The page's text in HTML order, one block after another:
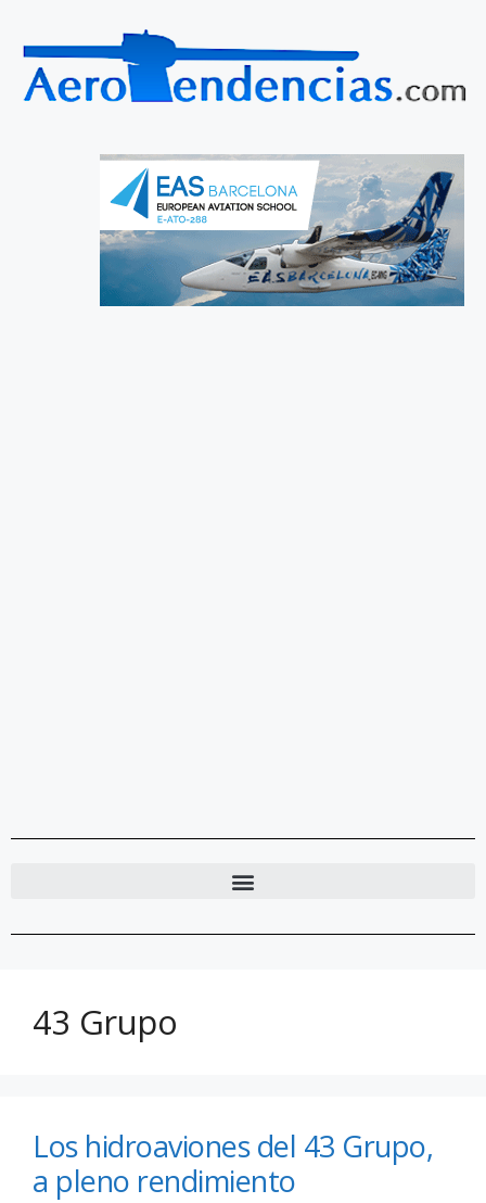
43 Grupo
Los hidroaviones del 43 Grupo,
a pleno rendimiento